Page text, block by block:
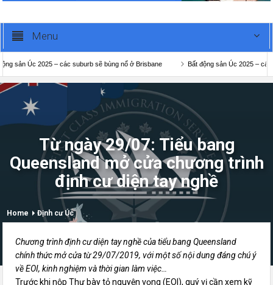
Menu
Úc 2025 – các suburb sẽ bùng nổ ở Brisbane Bất động sản Úc 2025 – các
Từ ngày 29/07: Tiểu bang
Queensland mở cửa chương trình
định cư diện tay nghề
Home Định cư Úc
Chương trình định cư diện tay nghề của tiểu bang Queensland
chính thức mở cửa từ 29/07/2019, với một số nội dung đáng chú ý
về EOI, kinh nghiệm và thời gian làm việc…
Trước khi nộp Thư bày tỏ nguyện vọng (EOI), quý vị cần xem kỹ